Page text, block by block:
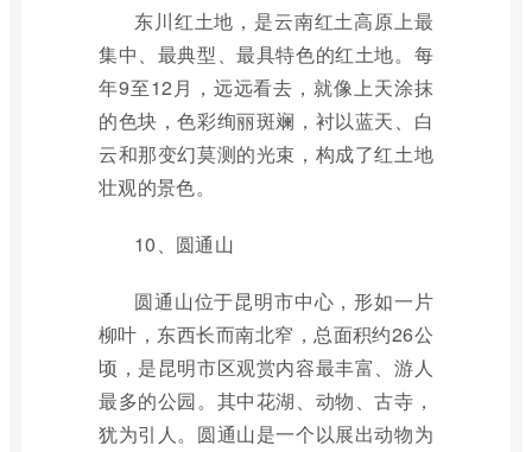
东川红土地，是云南红土高原上最
集中、最典型、最具特色的红土地。每
年9至12月，远远看去，就像上天涂抹
的色块，色彩绚丽斑斓，衬以蓝天、白
云和那变幻莫测的光束，构成了红土地
壮观的景色。
10、圆通山
圆通山位于昆明市中心，形如一片
柳叶，东西长而南北窄，总面积约26公
顷，是昆明市区观赏内容最丰富、游人
最多的公园。其中花湖、动物、古寺，
犹为引人。圆通山是一个以展出动物为